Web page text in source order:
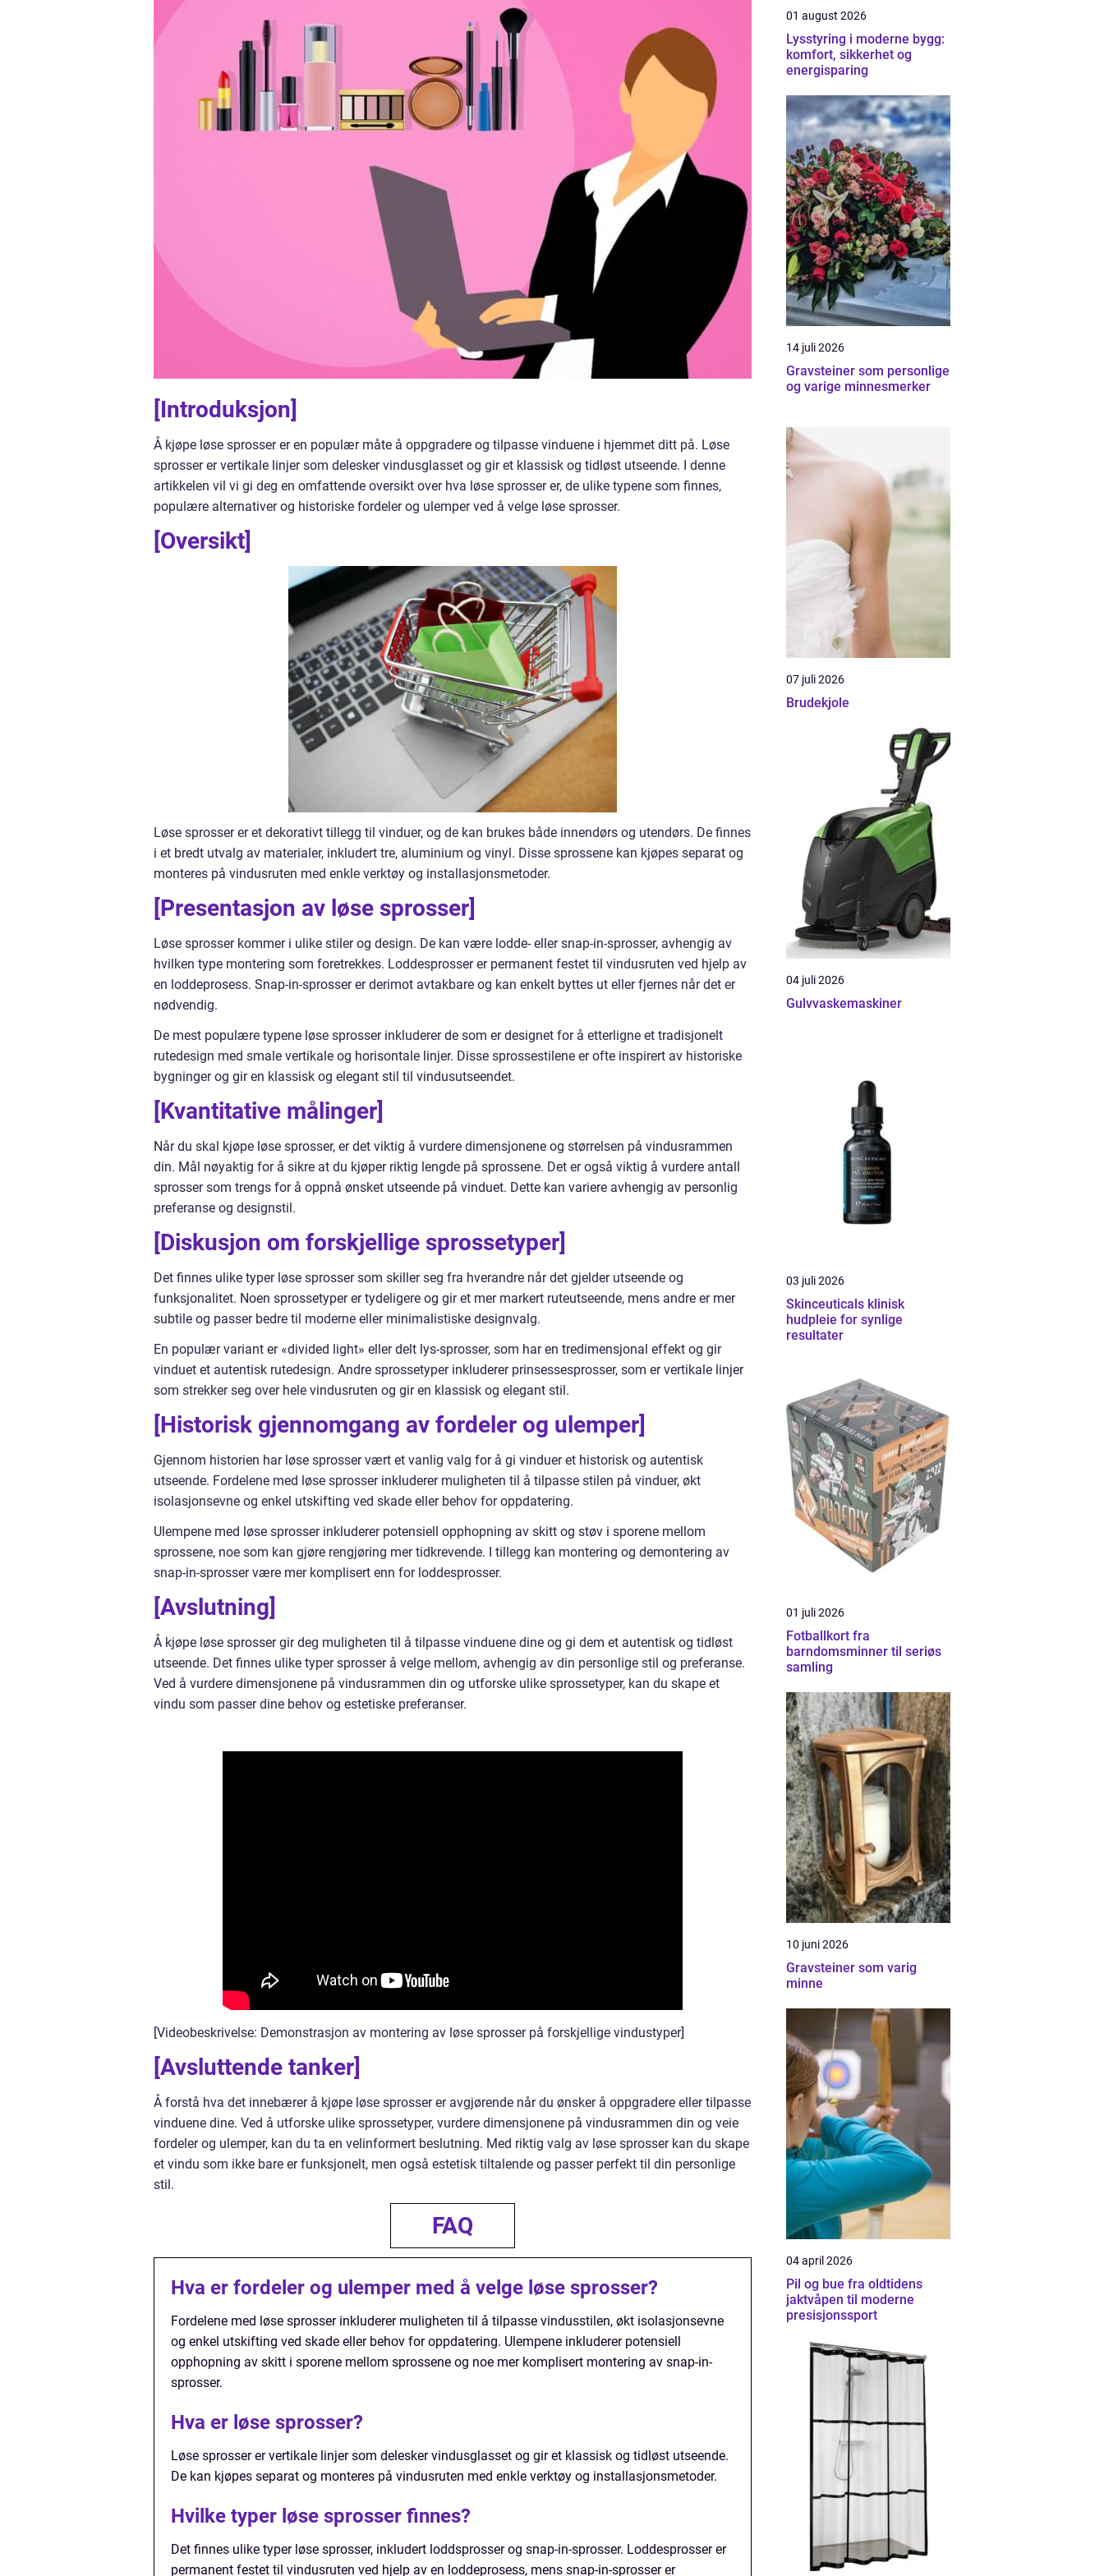
[Introduksjon]
Å kjøpe løse sprosser er en populær måte å oppgradere og tilpasse vinduene i hjemmet ditt på. Løse
sprosser er vertikale linjer som delesker vindusglasset og gir et klassisk og tidløst utseende. I denne
artikkelen vil vi gi deg en omfattende oversikt over hva løse sprosser er, de ulike typene som finnes,
populære alternativer og historiske fordeler og ulemper ved å velge løse sprosser.
[Oversikt]
Løse sprosser er et dekorativt tillegg til vinduer, og de kan brukes både innendørs og utendørs. De finnes
i et bredt utvalg av materialer, inkludert tre, aluminium og vinyl. Disse sprossene kan kjøpes separat og
monteres på vindusruten med enkle verktøy og installasjonsmetoder.
[Presentasjon av løse sprosser]
Løse sprosser kommer i ulike stiler og design. De kan være lodde- eller snap-in-sprosser, avhengig av
hvilken type montering som foretrekkes. Loddesprosser er permanent festet til vindusruten ved hjelp av
en loddeprosess. Snap-in-sprosser er derimot avtakbare og kan enkelt byttes ut eller fjernes når det er
nødvendig.
De mest populære typene løse sprosser inkluderer de som er designet for å etterligne et tradisjonelt
rutedesign med smale vertikale og horisontale linjer. Disse sprossestilene er ofte inspirert av historiske
bygninger og gir en klassisk og elegant stil til vindusutseendet.
[Kvantitative målinger]
Når du skal kjøpe løse sprosser, er det viktig å vurdere dimensjonene og størrelsen på vindusrammen
din. Mål nøyaktig for å sikre at du kjøper riktig lengde på sprossene. Det er også viktig å vurdere antall
sprosser som trengs for å oppnå ønsket utseende på vinduet. Dette kan variere avhengig av personlig
preferanse og designstil.
[Diskusjon om forskjellige sprossetyper]
Det finnes ulike typer løse sprosser som skiller seg fra hverandre når det gjelder utseende og
funksjonalitet. Noen sprossetyper er tydeligere og gir et mer markert ruteutseende, mens andre er mer
subtile og passer bedre til moderne eller minimalistiske designvalg.
En populær variant er «divided light» eller delt lys-sprosser, som har en tredimensjonal effekt og gir
vinduet et autentisk rutedesign. Andre sprossetyper inkluderer prinsessesprosser, som er vertikale linjer
som strekker seg over hele vindusruten og gir en klassisk og elegant stil.
[Historisk gjennomgang av fordeler og ulemper]
Gjennom historien har løse sprosser vært et vanlig valg for å gi vinduer et historisk og autentisk
utseende. Fordelene med løse sprosser inkluderer muligheten til å tilpasse stilen på vinduer, økt
isolasjonsevne og enkel utskifting ved skade eller behov for oppdatering.
Ulempene med løse sprosser inkluderer potensiell opphopning av skitt og støv i sporene mellom
sprossene, noe som kan gjøre rengjøring mer tidkrevende. I tillegg kan montering og demontering av
snap-in-sprosser være mer komplisert enn for loddesprosser.
[Avslutning]
Å kjøpe løse sprosser gir deg muligheten til å tilpasse vinduene dine og gi dem et autentisk og tidløst
utseende. Det finnes ulike typer sprosser å velge mellom, avhengig av din personlige stil og preferanse.
Ved å vurdere dimensjonene på vindusrammen din og utforske ulike sprossetyper, kan du skape et
vindu som passer dine behov og estetiske preferanser.
[Videobeskrivelse: Demonstrasjon av montering av løse sprosser på forskjellige vindustyper]
[Avsluttende tanker]
Å forstå hva det innebærer å kjøpe løse sprosser er avgjørende når du ønsker å oppgradere eller tilpasse
vinduene dine. Ved å utforske ulike sprossetyper, vurdere dimensjonene på vindusrammen din og veie
fordeler og ulemper, kan du ta en velinformert beslutning. Med riktig valg av løse sprosser kan du skape
et vindu som ikke bare er funksjonelt, men også estetisk tiltalende og passer perfekt til din personlige
stil.
FAQ
Hva er fordeler og ulemper med å velge løse sprosser?
Fordelene med løse sprosser inkluderer muligheten til å tilpasse vindusstilen, økt isolasjonsevne
og enkel utskifting ved skade eller behov for oppdatering. Ulempene inkluderer potensiell
opphopning av skitt i sporene mellom sprossene og noe mer komplisert montering av snap-in-
sprosser.
Hva er løse sprosser?
Løse sprosser er vertikale linjer som delesker vindusglasset og gir et klassisk og tidløst utseende.
De kan kjøpes separat og monteres på vindusruten med enkle verktøy og installasjonsmetoder.
Hvilke typer løse sprosser finnes?
Det finnes ulike typer løse sprosser, inkludert loddsprosser og snap-in-sprosser. Loddesprosser er
permanent festet til vindusruten ved hjelp av en loddeprosess, mens snap-in-sprosser er
01 august 2026
Lysstyring i moderne bygg:
komfort, sikkerhet og
energisparing
14 juli 2026
Gravsteiner som personlige
og varige minnesmerker
07 juli 2026
Brudekjole
04 juli 2026
Gulvvaskemaskiner
03 juli 2026
Skinceuticals klinisk
hudpleie for synlige
resultater
01 juli 2026
Fotballkort fra
barndomsminner til seriøs
samling
10 juni 2026
Gravsteiner som varig
minne
04 april 2026
Pil og bue fra oldtidens
jaktvåpen til moderne
presisjonssport